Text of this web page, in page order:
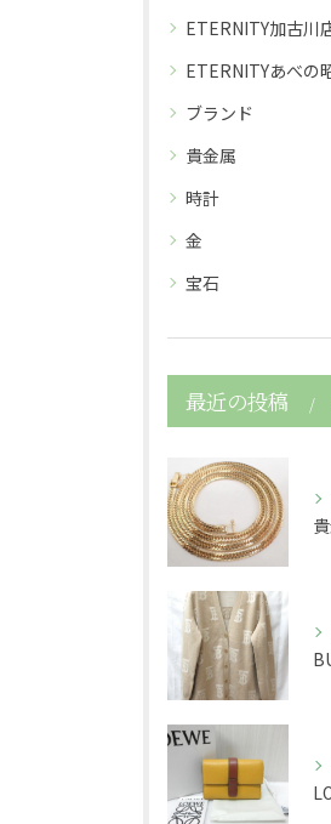
ETERNITY加古川
ETERNITYあべの
ブランド
貴金属
時計
金
宝石
最近の投稿